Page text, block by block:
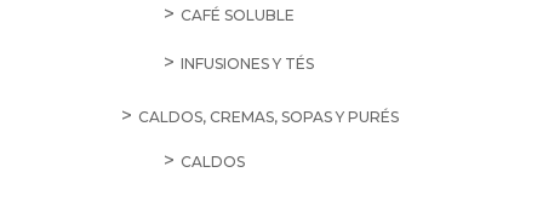
CAFÉ SOLUBLE
INFUSIONES Y TÉS
CALDOS, CREMAS, SOPAS Y PURÉS
CALDOS